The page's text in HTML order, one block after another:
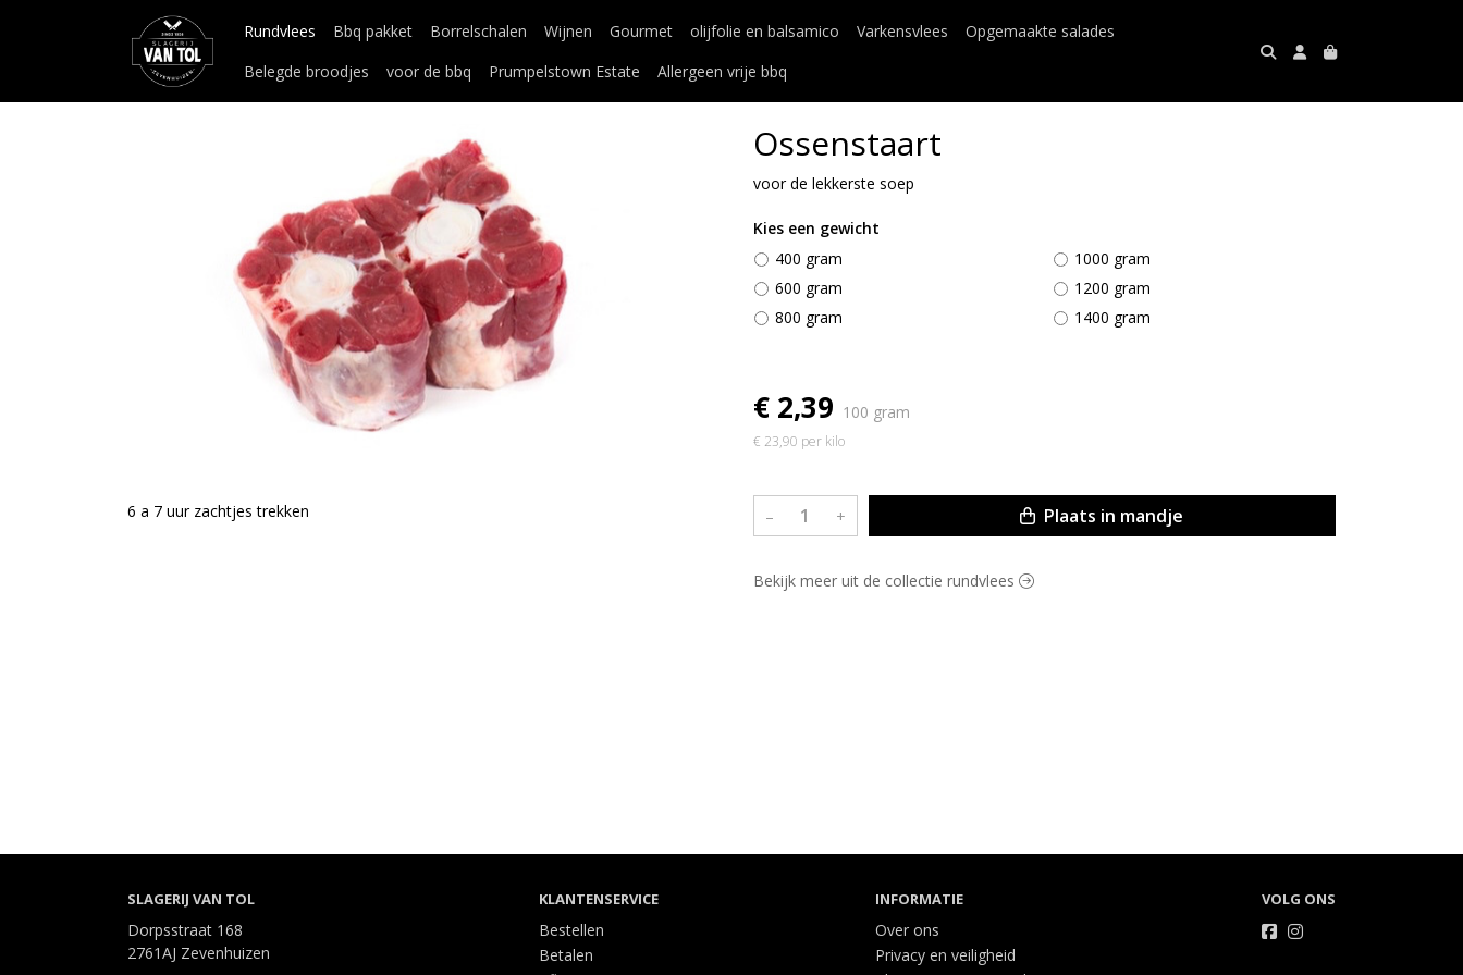
Rundvlees Bbq pakket Borrelschalen Wijnen Gourmet olijfolie en balsamico Varkensvlees
Opgemaakte salades
Belegde broodjes
voor de bbq Prumpelstown Estate Allergeen vrije bbq
6 a 7 uur zachtjes trekken
Ossenstaart
voor de lekkerste soep
Kies een gewicht
400 gram
600 gram
800 gram
1000 gram
1200 gram
1400 gram
€ 2,39 100 gram
€ 23,90 per kilo
– + Plaats in mandje
Bekijk meer uit de collectie rundvlees
SLAGERIJ VAN TOL
Dorpsstraat 168
2761AJ Zevenhuizen
KLANTENSERVICE
Bestellen
Betalen
INFORMATIE
Over ons
Privacy en veiligheid
VOLG ONS